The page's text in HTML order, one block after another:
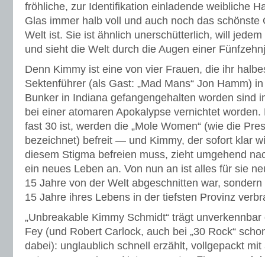
fröhliche, zur Identifikation einladende weibliche
Glas immer halb voll und auch noch das schönste
Welt ist. Sie ist ähnlich unerschütterlich, will
und sieht die Welt durch die Augen einer
Denn Kimmy ist eine von vier Frauen, die ihr
Sektenführer (als Gast: „Mad Mans“ Jon Hamm)
Bunker in Indiana gefangengehalten worden sind
bei einer atomaren Apokalypse vernichtet
fast 30 ist, werden die „Mole Women“ (wie die
bezeichnet) befreit — und Kimmy, der sofort klar
diesem Stigma befreien muss, zieht umgehend
ein neues Leben an. Von nun an ist alles für sie
15 Jahre von der Welt abgeschnitten war,
15 Jahre ihres Lebens in der tiefsten Provinz
„Unbreakable Kimmy Schmidt“ trägt
Fey (und Robert Carlock, auch bei „30 Rock“
dabei): unglaublich schnell erzählt, vollgepackt